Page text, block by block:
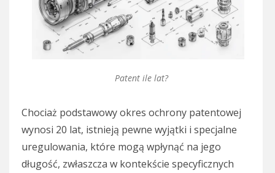
Patent ile lat?
Chociaż podstawowy okres ochrony patentowej
wynosi 20 lat, istnieją pewne wyjątki i specjalne
uregulowania, które mogą wpłynąć na jego
długość, zwłaszcza w kontekście specyficznych